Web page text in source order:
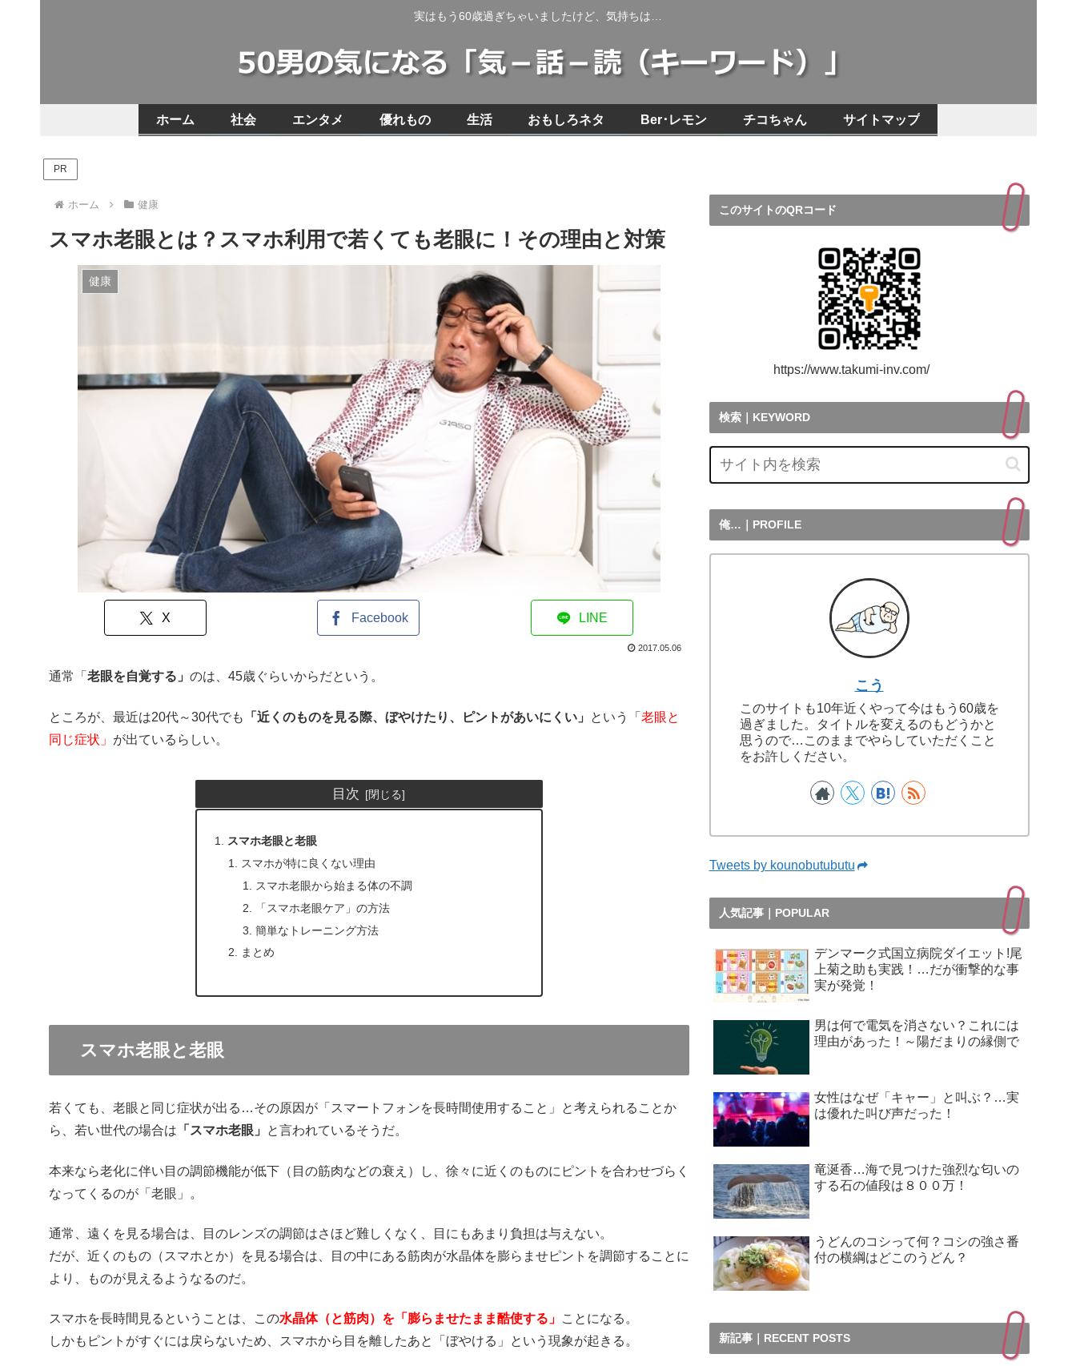
実はもう60歳過ぎちゃいましたけど、気持ちは…
ホーム 社会 エンタメ 優れもの 生活 おもしろネタ Ber･レモン チコちゃん サイトマップ
PR
ホーム 健康
スマホ老眼とは？スマホ利用で若くても老眼に！その理由と対策
健康
X Facebook LINE
2017.05.06
通常「 老眼を自覚する」 のは、45歳ぐらいからだという。
ところが、最近は20代～30代でも 「近くのものを見る際、ぼやけたり、ピントがあいにくい」 という「 老眼と
同じ症状」 が出ているらしい。
目次
スマホ老眼と老眼
スマホが特に良くない理由
スマホ老眼から始まる体の不調
「スマホ老眼ケア」の方法
簡単なトレーニング方法
まとめ
スマホ老眼と老眼
若くても、老眼と同じ症状が出る…その原因が「スマートフォンを長時間使用すること」と考えられることか
ら、若い世代の場合は 「スマホ老眼」 と言われているそうだ。
本来なら老化に伴い目の調節機能が低下（目の筋肉などの衰え）し、徐々に近くのものにピントを合わせづらく
なってくるのが「老眼」。
通常、遠くを見る場合は、目のレンズの調節はさほど難しくなく、目にもあまり負担は与えない。
だが、近くのもの（スマホとか）を見る場合は、目の中にある筋肉が水晶体を膨らませピントを調節することに
より、ものが見えるようなるのだ。
スマホを長時間見るということは、この水晶体（と筋肉）を「膨らませたまま酷使する」 ことになる。
しかもピントがすぐには戻らないため、スマホから目を離したあと「ぼやける」という現象が起きる。
このサイトのQRコード
https://www.takumi-inv.com/
検索｜KEYWORD
俺…｜PROFILE
こう
このサイトも10年近くやって今はもう60歳を
過ぎました。タイトルを変えるのもどうかと
思うので…このままでやらしていただくこと
をお許しください。
Tweets by kounobutubutu
人気記事｜POPULAR
デンマーク式国立病院ダイエット!尾
上菊之助も実践！…だが衝撃的な事
実が発覚！
男は何で電気を消さない？これには
理由があった！～陽だまりの縁側で
女性はなぜ「キャー」と叫ぶ？…実
は優れた叫び声だった！
竜涎香…海で見つけた強烈な匂いの
する石の値段は８００万！
うどんのコシって何？コシの強さ番
付の横綱はどこのうどん？
新記事｜RECENT POSTS